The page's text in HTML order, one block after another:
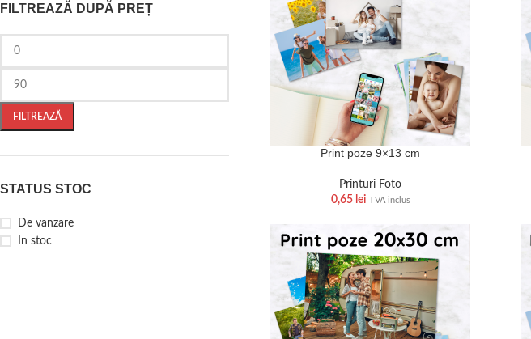
FILTREAZĂ DUPĂ PREȚ
FILTREAZĂ
STATUS STOC
De vanzare
In stoc
Print poze 9×13 cm
Printuri Foto
0,65 lei TVA inclus